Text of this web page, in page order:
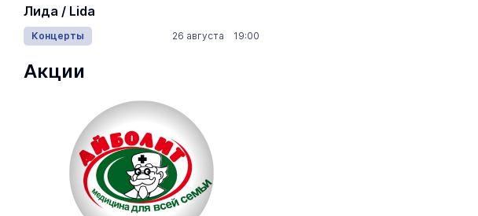
Лида / Lida
Концерты 26 августа 19:00
Акции